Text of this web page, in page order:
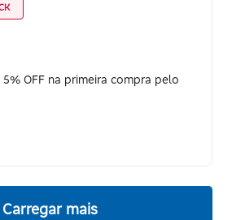
OFF na primeira compra pelo
Carregar mais